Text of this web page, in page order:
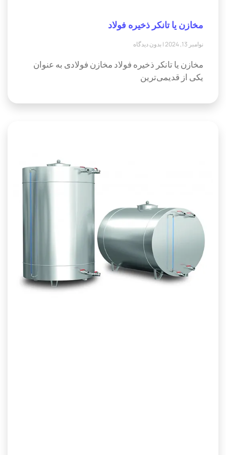
مخازن یا تانکر ذخیره فولاد
نوامبر 13, 2024 بدون دیدگاه
مخازن یا تانکر ذخیره فولاد مخازن فولادی به عنوان
یکی از قدیمی‌ترین